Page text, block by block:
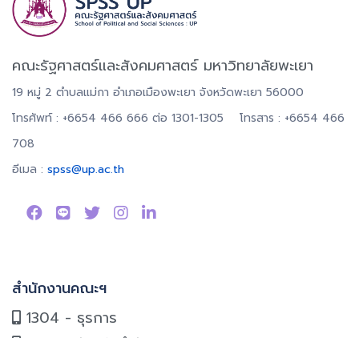
คณะรัฐศาสตร์และสังคมศาสตร์ มหาวิทยาลัยพะเยา
19 หมู่ 2 ตำบลแม่กา อำเภอเมืองพะเยา จังหวัดพะเยา 56000
โทรศัพท์ : +6654 466 666 ต่อ 1301-1305 โทรสาร : +6654 466
708
อีเมล : spss@up.ac.th
สำนักงานคณะฯ
1304 - ธุรการ